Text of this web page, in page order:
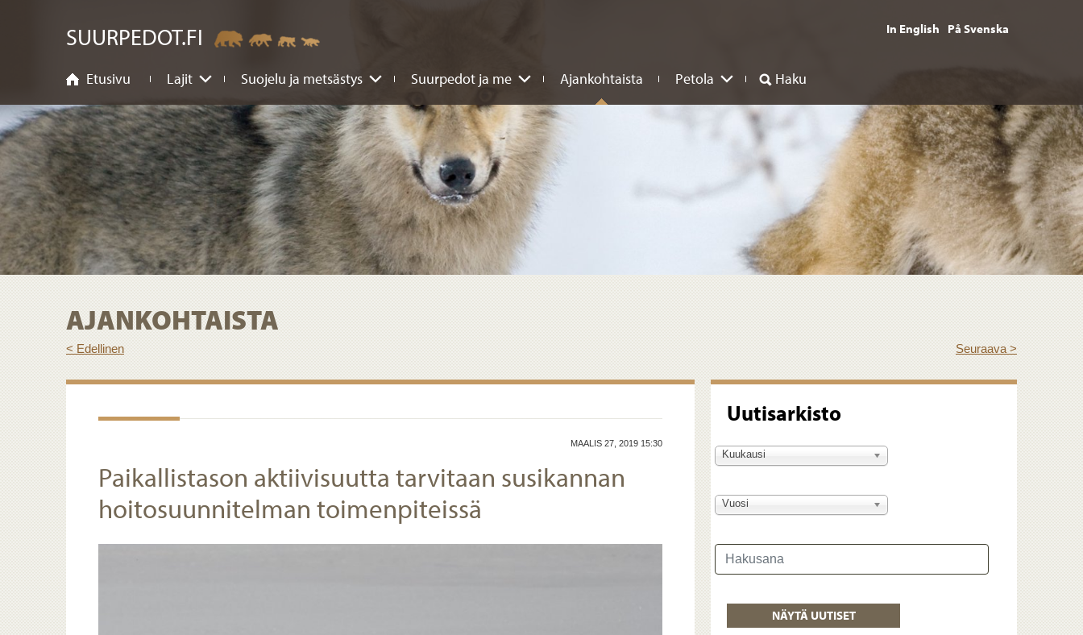
SUURPEDOT.FI In English På Svenska
Etusivu Lajit Suojelu ja metsästys Suurpedot ja me Ajankohtaista Petola Haku
AJANKOHTAISTA
< Edellinen Seuraava >
MAALIS 27, 2019 15:30
Paikallistason aktiivisuutta tarvitaan susikannan
hoitosuunnitelman toimenpiteissä
Uutisarkisto
Kuukausi
Vuosi
hakusana
NÄYTÄ UUTISET